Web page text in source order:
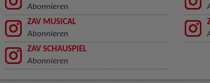
Abonnieren
ZAV MUSICAL
Abonnieren
ZAV SCHAUSPIEL
Abonnieren